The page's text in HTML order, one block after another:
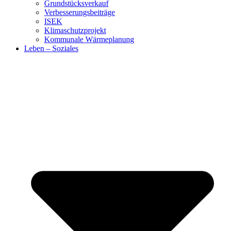
Grundstücksverkauf
Verbesserungsbeiträge
ISEK
Klimaschutzprojekt
Kommunale Wärmeplanung
Leben – Soziales